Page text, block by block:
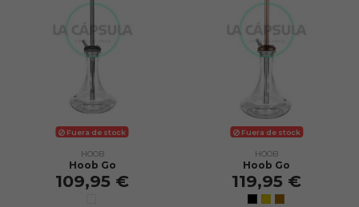
Fuera de stock
HOOB
Hoob Go
109,95 €
Fuera de stock
HOOB
Hoob Go
119,95 €